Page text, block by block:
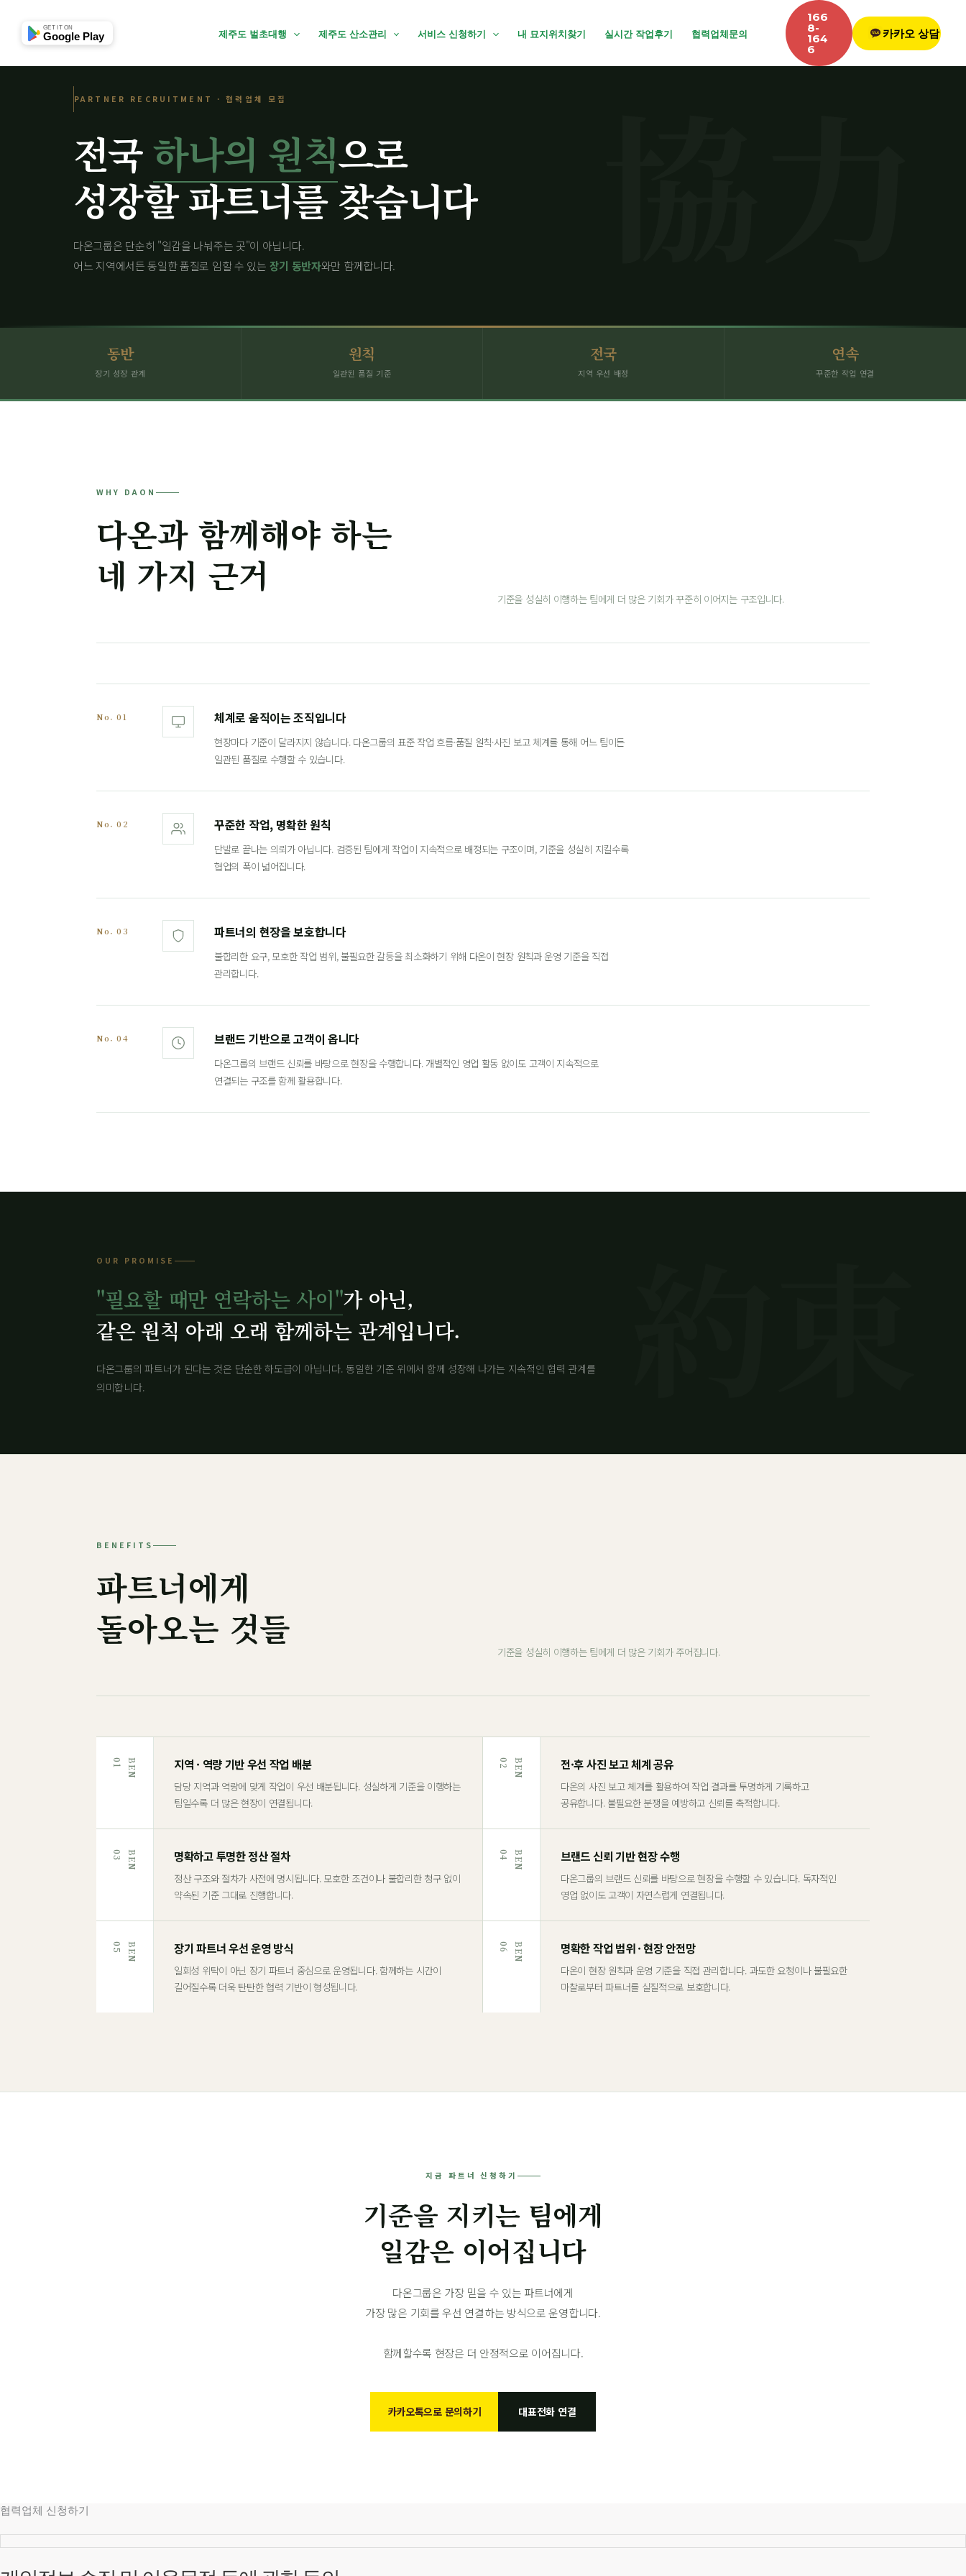
로
제주도 벌초대행 제주도 산소관리 서비스 신청하기 내 묘지위치찾기 실시간 작업후기 협력업체문의
166
8-
164
6
카카오 상담
GET IT ON
Google Play
대표전화
PARTNER RECRUITMENT · 협력업체 모집
전국하나의 원칙으로
성장할 파트너를 찾습니다
다온그룹은 단순히 "일감을 나눠주는 곳"이 아닙니다.
어느 지역에서든 동일한 품질로 임할 수 있는 장기 동반자와만 함께합니다.
동반
장기 성장 관계
원칙
일관된 품질 기준
전국
지역 우선 배정
연속
꾸준한 작업 연결
WHY DAON
다온과 함께해야 하는
네 가지 근거
기준을 성실히 이행하는 팀에게 더 많은 기회가 꾸준히 이어지는 구조입니다.
No. 01 체계로 움직이는 조직입니다
현장마다 기준이 달라지지 않습니다. 다온그룹의 표준 작업 흐름·품질 원칙·사진 보고 체계를 통해 어느 팀이든
일관된 품질로 수행할 수 있습니다.
No. 02 꾸준한 작업, 명확한 원칙
단발로 끝나는 의뢰가 아닙니다. 검증된 팀에게 작업이 지속적으로 배정되는 구조이며, 기준을 성실히 지킬수록
협업의 폭이 넓어집니다.
No. 03 파트너의 현장을 보호합니다
불합리한 요구, 모호한 작업 범위, 불필요한 갈등을 최소화하기 위해 다온이 현장 원칙과 운영 기준을 직접
관리합니다.
No. 04 브랜드 기반으로 고객이 옵니다
다온그룹의 브랜드 신뢰를 바탕으로 현장을 수행합니다. 개별적인 영업 활동 없이도 고객이 지속적으로
연결되는 구조를 함께 활용합니다.
OUR PROMISE
"필요할 때만 연락하는 사이"가 아닌,
같은 원칙 아래 오래 함께하는 관계입니다.
다온그룹의 파트너가 된다는 것은 단순한 하도급이 아닙니다. 동일한 기준 위에서 함께 성장해 나가는 지속적인 협력 관계를
의미합니다.
BENEFITS
파트너에게
돌아오는 것들
기준을 성실히 이행하는 팀에게 더 많은 기회가 주어집니다.
B
E
N
0
1 지역 · 역량 기반 우선 작업 배분
담당 지역과 역량에 맞게 작업이 우선 배분됩니다. 성실하게 기준을 이행하는
팀일수록 더 많은 현장이 연결됩니다.
B
E
N
0
2 전·후 사진 보고 체계 공유
다온의 사진 보고 체계를 활용하여 작업 결과를 투명하게 기록하고
공유합니다. 불필요한 분쟁을 예방하고 신뢰를 축적합니다.
B
E
N
0
3 명확하고 투명한 정산 절차
정산 구조와 절차가 사전에 명시됩니다. 모호한 조건이나 불합리한 청구 없이
약속된 기준 그대로 진행합니다.
B
E
N
0
4 브랜드 신뢰 기반 현장 수행
다온그룹의 브랜드 신뢰를 바탕으로 현장을 수행할 수 있습니다. 독자적인
영업 없이도 고객이 자연스럽게 연결됩니다.
B
E
N
0
5 장기 파트너 우선 운영 방식
일회성 위탁이 아닌 장기 파트너 중심으로 운영됩니다. 함께하는 시간이
길어질수록 더욱 탄탄한 협력 기반이 형성됩니다.
B
E
N
0
6 명확한 작업 범위 · 현장 안전망
다온이 현장 원칙과 운영 기준을 직접 관리합니다. 과도한 요청이나 불필요한
마찰로부터 파트너를 실질적으로 보호합니다.
지금 파트너 신청하기
기준을 지키는 팀에게
일감은 이어집니다
다온그룹은 가장 믿을 수 있는 파트너에게
가장 많은 기회를 우선 연결하는 방식으로 운영합니다.
함께할수록 현장은 더 안정적으로 이어집니다.
카카오톡으로 문의하기 대표전화 연결
협력업체 신청하기